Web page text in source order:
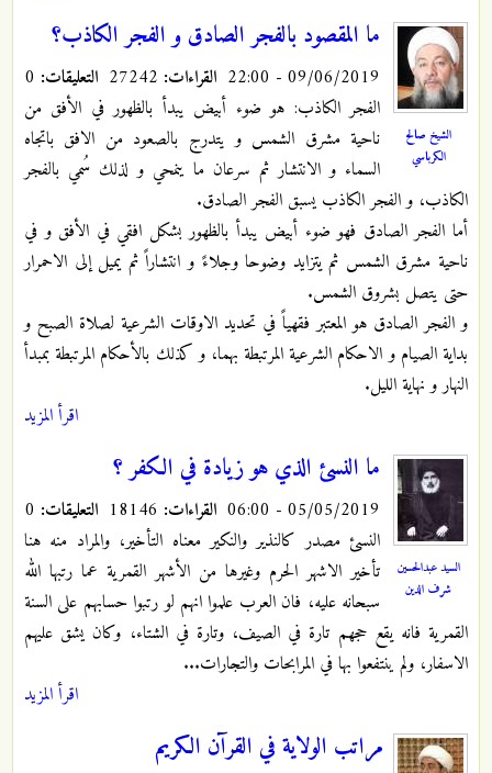
الشيخ صالح
الكرباسي
ما المقصود بالفجر الصادق و الفجر الكاذب؟
09/06/2019 - 22:00 القراءات: التعليقات:
الفجر الكاذب: هو ضوء أبيض يبدأ بالظهور في الأفق من
ناحية مشرق الشمس و يتدرج بالصعود من الافق باتجاه
السماء و الانتشار ثم سرعان ما ينمحي و لذلك سُمي بالفجر
الكاذب، و الفجر الكاذب يسبق الفجر الصادق.
أما الفجر الصادق فهو ضوء أبيض يبدأ بالظهور بشكل افقي في الأفق و في
ناحية مشرق الشمس ثم يتزايد وضوحا وجلاءً و انتشاراً ثم يميل إلى الاحمرار
حتى يتصل بشروق الشمس.
و الفجر الصادق هو المعتبر فقهياً في تحديد الاوقات الشرعية لصلاة الصبح و
بداية الصيام و الاحكام الشرعية المرتبطة بهما، و كذلك بالأحكام المرتبطة بمبدأ
النهار و نهاية الليل.
اقرأ المزيد
السيد عبدالحسين
شرف الدين
ما النسئ الذي هو زيادة في الكفر ؟
05/05/2019 - 06:00 القراءات: التعليقات:
النسئ مصدر كالنذير والنكير معناه التأخير، والمراد منه هنا
تأخير الاشهر الحرم وغيرها من الأشهر القمرية عما رتبها الله
سبحانه عليه، فان العرب علموا انهم لو رتبوا حسابهم على السنة
القمرية فانه يقع حجهم تارة في الصيف، وتارة في الشتاء، وكان يشق عليهم
الاسفار، ولم ينتفعوا بها في المرابحات والتجارات...
اقرأ المزيد
مراتب الولاية في القرآن الكريم